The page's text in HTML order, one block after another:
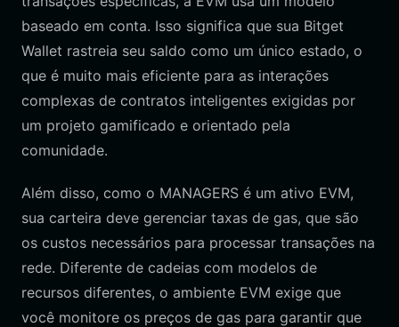
baseado em conta. Isso significa que sua Bitget
Wallet rastreia seu saldo como um único estado, o
que é muito mais eficiente para as interações
complexas de contratos inteligentes exigidas por
um projeto gamificado e orientado pela
comunidade.
Além disso, como o MANAGERS é um ativo EVM,
sua carteira deve gerenciar taxas de gas, que são
os custos necessários para processar transações na
rede. Diferente de cadeias com modelos de
recursos diferentes, o ambiente EVM exige que
você monitore os preços de gas para garantir que